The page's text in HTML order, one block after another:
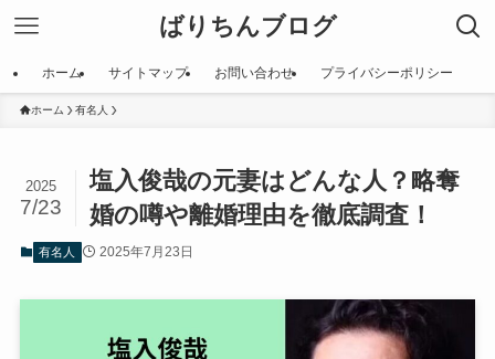
ばりちんブログ
ホーム サイトマップ お問い合わせ プライバシーポリシー
ホーム 有名人
塩入俊哉の元妻はどんな人？略奪
婚の噂や離婚理由を徹底調査！
2025
7/23
有名人 2025年7月23日